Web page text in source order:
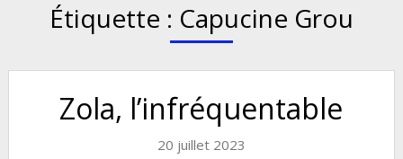
Étiquette : Capucine Grou
Zola, l’infréquentable
20 juillet 2023